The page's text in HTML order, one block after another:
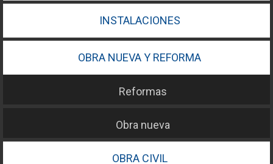
INSTALACIONES
OBRA NUEVA Y REFORMA
Reformas
Obra nueva
OBRA CIVIL